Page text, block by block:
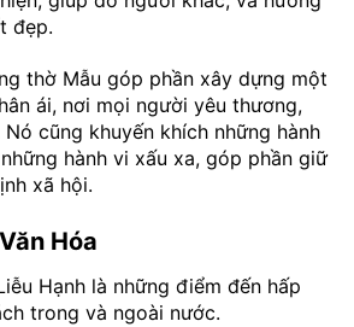
đẹp.
thờ Mẫu góp phần xây dựng một
ái, nơi mọi người yêu thương,
cũng khuyến khích những hành
hành vi xấu xa, góp phần giữ
xã hội.
Hóa
Hạnh là những điểm đến hấp
trong và ngoài nước.